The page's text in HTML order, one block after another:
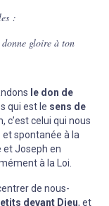
:
gloire à ton
le don de
qui est le sens de
c’est celui qui nous
et spontanée à la
et Joseph en
à la Loi.
de nous-
devant Dieu, et